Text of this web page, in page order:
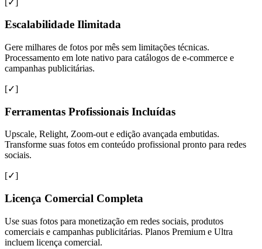
Escalabilidade Ilimitada
Gere milhares de fotos por mês sem limitações técnicas.
Processamento em lote nativo para catálogos de e-commerce e
campanhas publicitárias.
[✓]
Ferramentas Profissionais Incluídas
Upscale, Relight, Zoom-out e edição avançada embutidas.
Transforme suas fotos em conteúdo profissional pronto para redes
sociais.
[✓]
Licença Comercial Completa
Use suas fotos para monetização em redes sociais, produtos
comerciais e campanhas publicitárias. Planos Premium e Ultra
incluem licença comercial.